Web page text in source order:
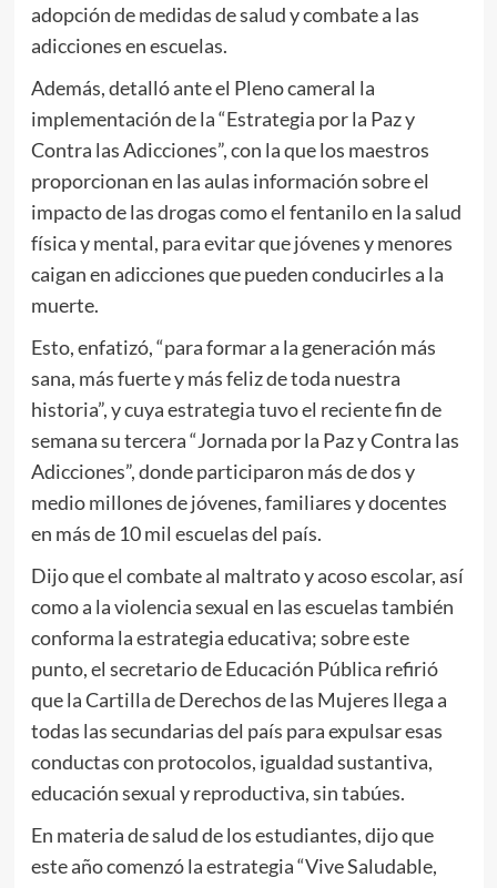
adopción de medidas de salud y combate a las
adicciones en escuelas.
Además, detalló ante el Pleno cameral la
implementación de la “Estrategia por la Paz y
Contra las Adicciones”, con la que los maestros
proporcionan en las aulas información sobre el
impacto de las drogas como el fentanilo en la salud
física y mental, para evitar que jóvenes y menores
caigan en adicciones que pueden conducirles a la
muerte.
Esto, enfatizó, “para formar a la generación más
sana, más fuerte y más feliz de toda nuestra
historia”, y cuya estrategia tuvo el reciente fin de
semana su tercera “Jornada por la Paz y Contra las
Adicciones”, donde participaron más de dos y
medio millones de jóvenes, familiares y docentes
en más de 10 mil escuelas del país.
Dijo que el combate al maltrato y acoso escolar, así
como a la violencia sexual en las escuelas también
conforma la estrategia educativa; sobre este
punto, el secretario de Educación Pública refirió
que la Cartilla de Derechos de las Mujeres llega a
todas las secundarias del país para expulsar esas
conductas con protocolos, igualdad sustantiva,
educación sexual y reproductiva, sin tabúes.
En materia de salud de los estudiantes, dijo que
este año comenzó la estrategia “Vive Saludable,